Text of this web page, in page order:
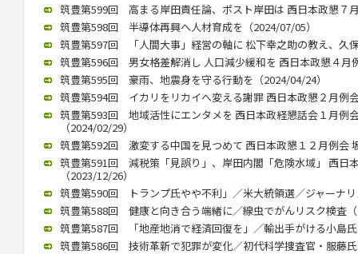
筑豊第599回 高まる岸田責任論、ポスト岸田は 西日本政懇７
筑豊第598回 半導体再興へ人材育成を（2024/07/05）
筑豊第597回 「人間大事」経営の軸に 松下幸之助の教え、久
筑豊第596回 男女格差解消し 人口減少緩和を 西日本政懇４月
筑豊第595回 豪雨、地震身を守る行動を（2024/04/24）
筑豊第594回 イカリをリカイへ変える謝罪 西日本政懇２月例
筑豊第593回 地域活性にエンタメを 西日本政経懇話会１月例
（2024/02/29）
筑豊第592回 激変する中国を見つめて 西日本政懇１２月例会
筑豊第591回 減税策「見誤り」、岸田内閣「危険水域」 西日
（2023/12/26）
筑豊第590回 トランプ氏やや不利」／米大統領選／ジャーナ
筑豊第588回 健康と向き合う端緒に／線虫でがんリスク検査
筑豊第587回 「地産地消で経済回復を」／輸出手がける小島
筑豊第586回 技術革新で犯罪が変化／初代科学捜査官・服藤